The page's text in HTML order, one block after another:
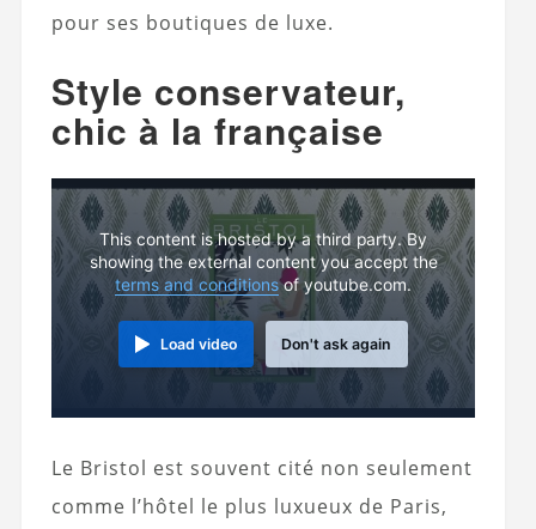
pour ses boutiques de luxe.
Style conservateur,
chic à la française
This content is hosted by a third party. By
showing the external content you accept the
terms and conditionsof youtube.com.
Load video Don't ask again
Le Bristol est souvent cité non seulement
comme l’hôtel le plus luxueux de Paris,